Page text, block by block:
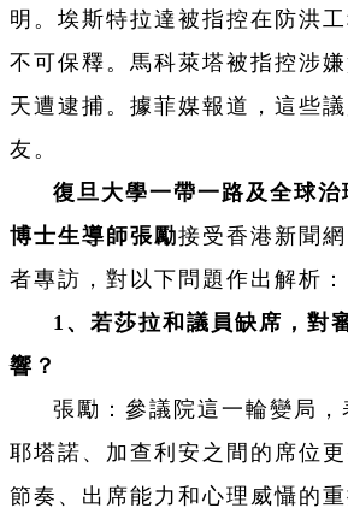
明。埃斯特拉達被指控在防洪工
不可保釋。馬科萊塔被指控涉
天遭逮捕。據菲媒報道，這些
友。
復旦大學一帶一路及全球治
博士生導師張勵接受香港新聞
者專訪，對以下問題作出解析：
1、若莎拉和議員缺席，對
響？
張勵：參議院這一輪變局
耶塔諾、加查利安之間的席位
節奏、出席能力和心理威懾的